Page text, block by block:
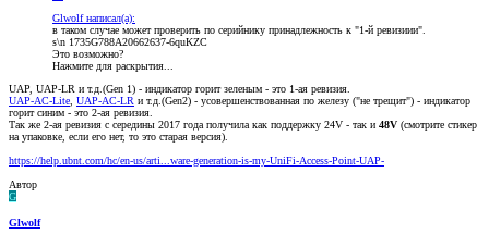
Glwolf написал(а):
в таком случае может проверить по серийнику принадлежность к "1-й ревизиии".
s\n 1735G788A20662637-6quKZC
Это возможно?
Нажмите для раскрытия...
UAP, UAP-LR и т.д.(Gen 1) - индикатор горит зеленым - это 1-ая ревизия.
UAP-AC-Lite UAP-AC-LR и т.д.(Gen2) - усовершенствованная по железу ("не трещит") - индикатор
горит синим - это 2-ая ревизия.
Так же 2-ая ревизия с середины 2017 года получила как поддержку 24V - так и 48V (смотрите стикер
на упаковке, если его нет, то это старая версия).
https://help.ubnt.com/hc/en-us/arti...ware-generation-is-my-UniFi-Access-Point-UAP-
Автор
G
Glwolf